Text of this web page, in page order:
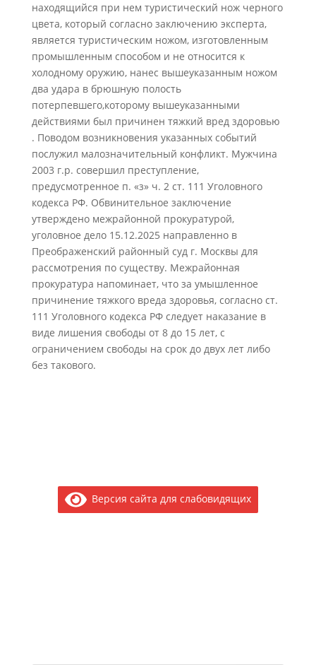
находящийся при нем туристический нож черного
цвета, который согласно заключению эксперта,
является туристическим ножом, изготовленным
промышленным способом и не относится к
холодному оружию, нанес вышеуказанным ножом
два удара в брюшную полость
потерпевшего,которому вышеуказанными
действиями был причинен тяжкий вред здоровью
. Поводом возникновения указанных событий
послужил малозначительный конфликт. Мужчина
2003 г.р. совершил преступление,
предусмотренное п. «з» ч. 2 ст. 111 Уголовного
кодекса РФ. Обвинительное заключение
утверждено межрайонной прокуратурой,
уголовное дело 15.12.2025 направленно в
Преображенский районный суд г. Москвы для
рассмотрения по существу. Межрайонная
прокуратура напоминает, что за умышленное
причинение тяжкого вреда здоровья, согласно ст.
111 Уголовного кодекса РФ следует наказание в
виде лишения свободы от 8 до 15 лет, с
ограничением свободы на срок до двух лет либо
без такового.
Версия сайта для слабовидящих